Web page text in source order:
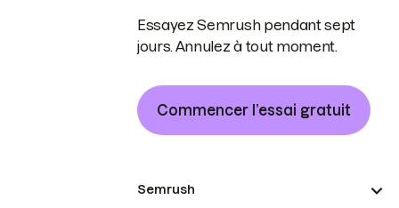
Essayez Semrush pendant sept
jours. Annulez à tout moment.
Commencer l’essai gratuit
Semrush